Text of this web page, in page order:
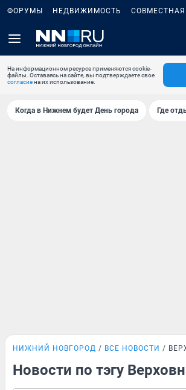
ФОРУМЫ НЕДВИЖИМОСТЬ
На информационном ресурсе применяются cookie-
файлы. Оставаясь на сайте, вы подтверждаете свое
согласиена их использование.
Когда в Нижнем будет День города Где
НИЖНИЙ НОВГОРОД ВСЕ НОВОСТИ
Новости по тэгу